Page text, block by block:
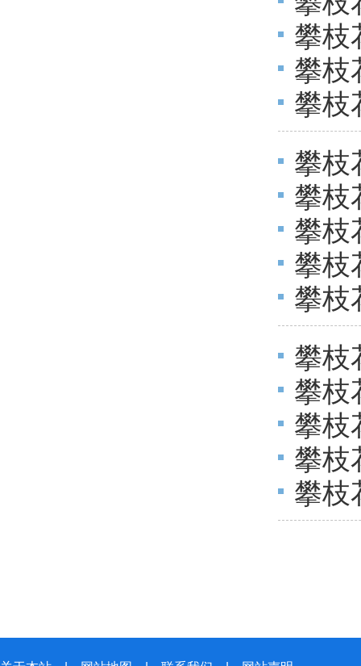
攀枝
攀枝
度决
攀枝
攀枝
攀枝
攀枝
攀枝
攀枝
算
攀枝
攀枝
年预
攀枝
算编
攀枝
攀枝
说明